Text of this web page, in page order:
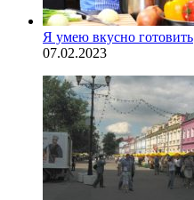
Я умею вкусно готовить
07.02.2023